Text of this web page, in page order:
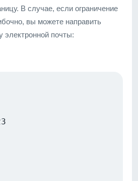
В случае, если ограничение
вы можете направить
электронной почты: